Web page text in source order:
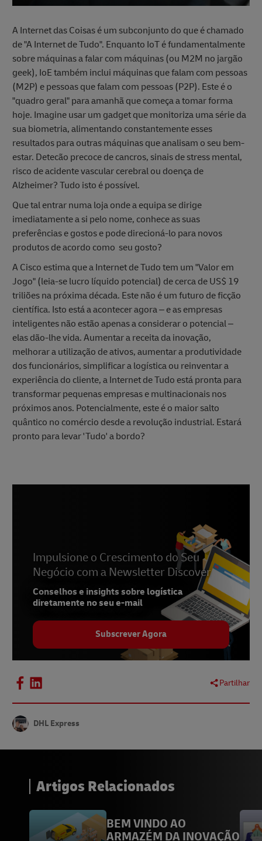
A Internet das Coisas é um subconjunto do que é chamado
de "A Internet de Tudo". Enquanto IoT é fundamentalmente
sobre máquinas a falar com máquinas (ou M2M no jargão
geek), IoE também inclui máquinas que falam com pessoas
(M2P) e pessoas que falam com pessoas (P2P). Este é o
"quadro geral" para amanhã que começa a tomar forma
hoje. Imagine usar um gadget que monitoriza uma série da
sua biometria, alimentando constantemente esses
resultados para outras máquinas que analisam o seu bem-
estar. Detecão precoce de cancros, sinais de stress mental,
risco de acidente vascular cerebral ou doença de
Alzheimer? Tudo isto é possível.
Que tal entrar numa loja onde a equipa se dirige
imediatamente a si pelo nome, conhece as suas
preferências e gostos e pode direcioná-lo para novos
produtos de acordo como seu gosto?
A Cisco estima que a Internet de Tudo tem um "Valor em
Jogo" (leia-se lucro líquido potencial) de cerca de US$ 19
triliões na próxima década. Este não é um futuro de ficção
científica. Isto está a acontecer agora – e as empresas
inteligentes não estão apenas a considerar o potencial –
elas dão-lhe vida. Aumentar a receita da inovação,
melhorar a utilização de ativos, aumentar a produtividade
dos funcionários, simplificar a logística ou reinventar a
experiência do cliente, a Internet de Tudo está pronta para
transformar pequenas empresas e multinacionais nos
próximos anos. Potencialmente, este é o maior salto
quântico no comércio desde a revolução industrial. Estará
pronto para levar 'Tudo' a bordo?
Impulsione o Crescimento do Seu
Negócio com a Newsletter Discover
Conselhos e insights sobre logística
diretamente no seu e-mail
Subscrever Agora
Partilhar
DHL Express
Artigos Relacionados
BEM VINDO AO
ARMAZÉM DA INOVAÇÃO